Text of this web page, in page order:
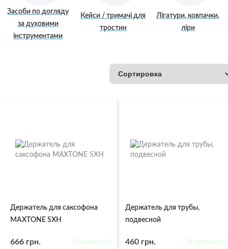
Засоби по догляду
за духовими
інструментами
Кейси / тримачі для
тростин
Лігатури, ковпачки,
ліри
Держатель для саксофона
MAXTONE SXH
666 грн. В наявності
Держатель для трубы,
подвесной
460 грн. В наявності